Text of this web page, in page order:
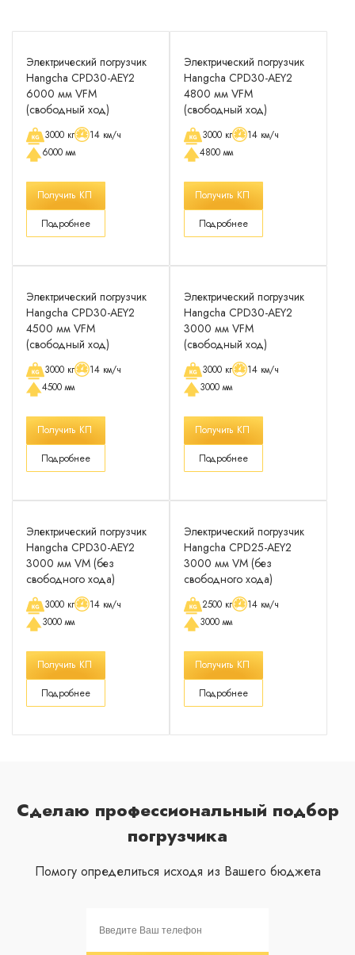
Электрический погрузчик
Hangcha CPD30-AEY2
6000 мм VFM
(свободный ход)
3000 кг
14 км/ч
6000 мм
Получить КП
Подробнее
Электрический погрузчик
Hangcha CPD30-AEY2
4800 мм VFM
(свободный ход)
3000 кг
14 км/ч
4800 мм
Получить КП
Подробнее
Электрический погрузчик
Hangcha CPD30-AEY2
4500 мм VFM
(свободный ход)
3000 кг
14 км/ч
4500 мм
Получить КП
Подробнее
Электрический погрузчик
Hangcha CPD30-AEY2
3000 мм VFM
(свободный ход)
3000 кг
14 км/ч
3000 мм
Получить КП
Подробнее
Электрический погрузчик
Hangcha CPD30-AEY2
3000 мм VM (без
свободного хода)
3000 кг
14 км/ч
3000 мм
Получить КП
Подробнее
Электрический погрузчик
Hangcha CPD25-AEY2
3000 мм VM (без
свободного хода)
2500 кг
14 км/ч
3000 мм
Получить КП
Подробнее
Сделаю профессиональный подбор
погрузчика
Помогу определиться исходя из Вашего бюджета